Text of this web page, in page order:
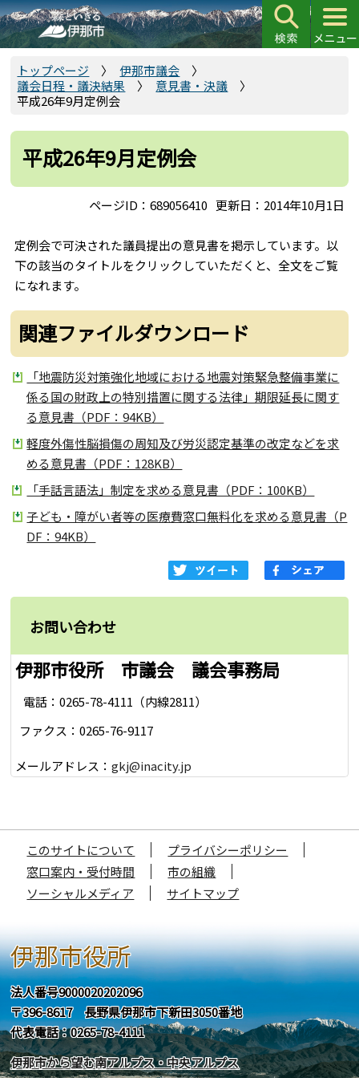
こ
の
ペ
先
トップページ
伊那市議会
議会日程・議決結果
意見書・決議
平成26年9月定例会
平成26年9月定例会
ページID：689056410 更新日：2014年10月1日
定例会で可決された議員提出の意見書を掲示しています。以
下の該当のタイトルをクリックしていただくと、全文をご覧
になれます。
関連ファイルダウンロード
「地震防災対策強化地域における地震対策緊急整備事業に
係る国の財政上の特別措置に関する法律」期限延長に関す
る意見書（PDF：94KB）
軽度外傷性脳損傷の周知及び労災認定基準の改定などを求
める意見書（PDF：128KB）
「手話言語法」制定を求める意見書（PDF：100KB）
子ども・障がい者等の医療費窓口無料化を求める意見書（P
DF：94KB）
お問い合わせ
伊那市役所 市議会 議会事務局
電話：0265-78-4111（内線2811）
ファクス：0265-76-9117
メールアドレス：gkj@inacity.jp
このサイトについて
プライバシーポリシー
窓口案内・受付時間
市の組織
ソーシャルメディア
サイトマップ
伊那市役所
法人番号9000020202096
〒396-8617 長野県伊那市下新田3050番地
代表電話：0265-78-4111
伊那市から望む南アルプス・中央アルプス